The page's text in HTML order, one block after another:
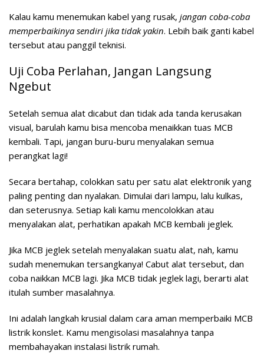
Kalau kamu menemukan kabel yang rusak, jangan coba-coba
memperbaikinya sendiri jika tidak yakin. Lebih baik ganti kabel
tersebut atau panggil teknisi.
Uji Coba Perlahan, Jangan Langsung
Ngebut
Setelah semua alat dicabut dan tidak ada tanda kerusakan
visual, barulah kamu bisa mencoba menaikkan tuas MCB
kembali. Tapi, jangan buru-buru menyalakan semua
perangkat lagi!
Secara bertahap, colokkan satu per satu alat elektronik yang
paling penting dan nyalakan. Dimulai dari lampu, lalu kulkas,
dan seterusnya. Setiap kali kamu mencolokkan atau
menyalakan alat, perhatikan apakah MCB kembali jeglek.
Jika MCB jeglek setelah menyalakan suatu alat, nah, kamu
sudah menemukan tersangkanya! Cabut alat tersebut, dan
coba naikkan MCB lagi. Jika MCB tidak jeglek lagi, berarti alat
itulah sumber masalahnya.
Ini adalah langkah krusial dalam cara aman memperbaiki MCB
listrik konslet. Kamu mengisolasi masalahnya tanpa
membahayakan instalasi listrik rumah.